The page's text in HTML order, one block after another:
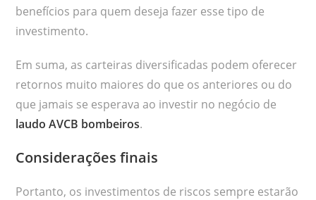
benefícios para quem deseja fazer esse tipo de
investimento.
Em suma, as carteiras diversificadas podem oferecer
retornos muito maiores do que os anteriores ou do
que jamais se esperava ao investir no negócio de
laudo AVCB bombeiros.
Considerações finais
Portanto, os investimentos de riscos sempre estarão